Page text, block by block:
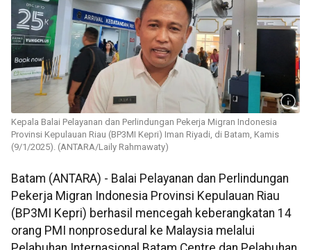
Kepala Balai Pelayanan dan Perlindungan Pekerja Migran Indonesia
Provinsi Kepulauan Riau (BP3MI Kepri) Iman Riyadi, di Batam, Kamis
(9/1/2025). (ANTARA/Laily Rahmawaty)
Batam (ANTARA) - Balai Pelayanan dan Perlindungan
Pekerja Migran Indonesia Provinsi Kepulauan Riau
(BP3MI Kepri) berhasil mencegah keberangkatan 14
orang PMI nonprosedural ke Malaysia melalui